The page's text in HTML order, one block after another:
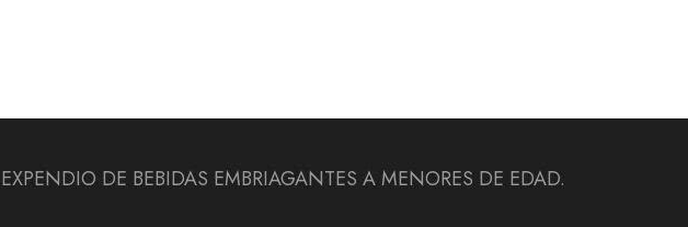
DE BEBIDAS EMBRIAGANTES A MENORES DE EDAD.